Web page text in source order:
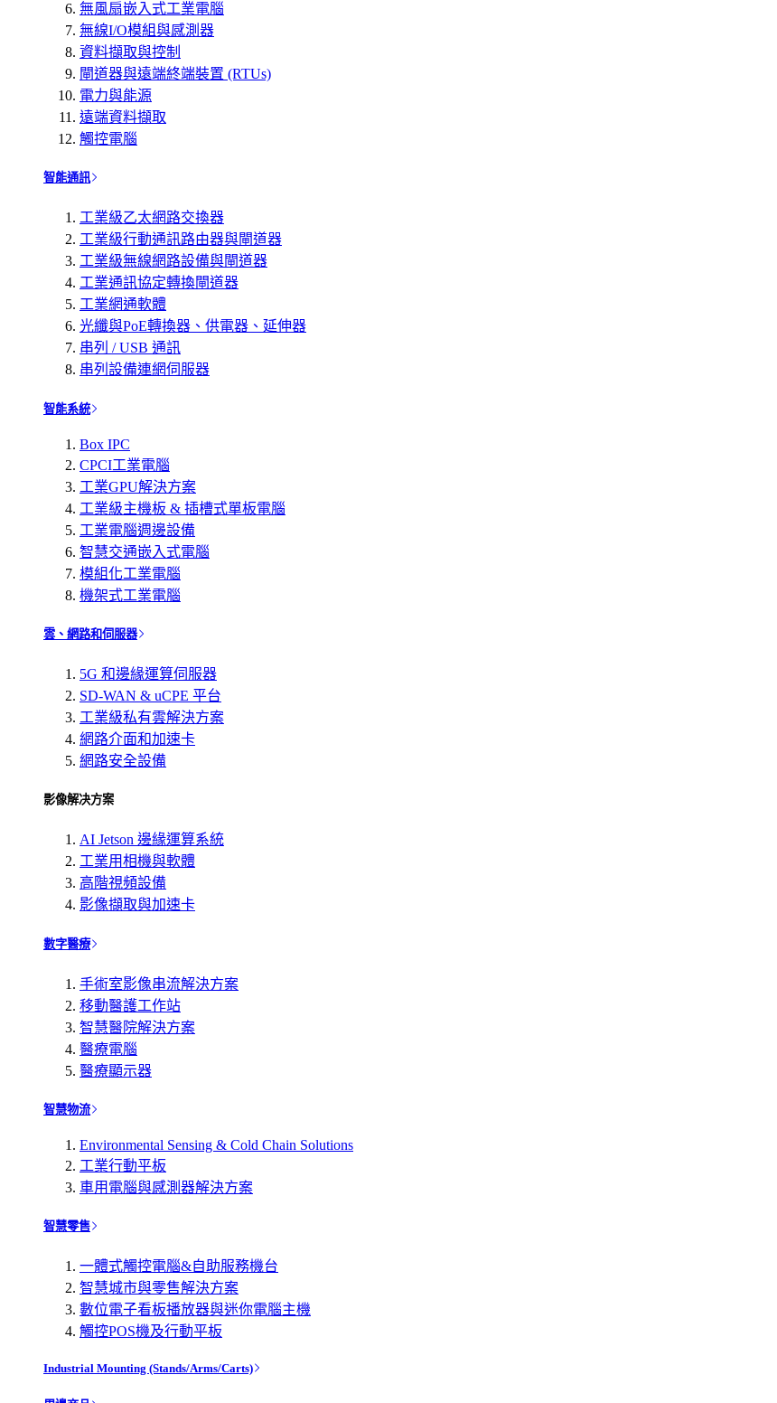
無風扇嵌入式工業電腦
無線I/O模組與感測器
資料擷取與控制
閘道器與遠端終端裝置 (RTUs)
電力與能源
遠端資料擷取
觸控電腦
智能通訊
工業級乙太網路交換器
工業級行動通訊路由器與閘道器
工業級無線網路設備與閘道器
工業通訊協定轉換閘道器
工業網通軟體
光纖與PoE轉換器、供電器、延伸器
串列 / USB 通訊
串列設備連網伺服器
智能系統
Box IPC
CPCI工業電腦
工業GPU解決方案
工業級主機板 & 插槽式單板電腦
工業電腦週邊設備
智慧交通嵌入式電腦
模組化工業電腦
機架式工業電腦
雲、網路和伺服器
5G 和邊緣運算伺服器
SD-WAN & uCPE 平台
工業級私有雲解決方案
網路介面和加速卡
網路安全設備
影像解决方案
AI Jetson 邊緣運算系統
工業用相機與軟體
高階視頻設備
影像擷取與加速卡
數字醫療
手術室影像串流解決方案
移動醫護工作站
智慧醫院解決方案
醫療電腦
醫療顯示器
智慧物流
Environmental Sensing & Cold Chain Solutions
工業行動平板
車用電腦與感測器解決方案
智慧零售
一體式觸控電腦&自助服務機台
智慧城市與零售解決方案
數位電子看板播放器與迷你電腦主機
觸控POS機及行動平板
Industrial Mounting (Stands/Arms/Carts)